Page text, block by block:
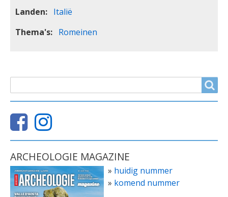
Landen
Italië
Thema's
Romeinen
ZOEKVELD
ARCHEOLOGIE MAGAZINE
» huidig nummer
» komend nummer